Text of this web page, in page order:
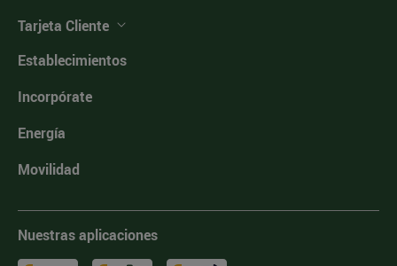
Tarjeta Cliente
Establecimientos
Incorpórate
Energía
Movilidad
Nuestras aplicaciones